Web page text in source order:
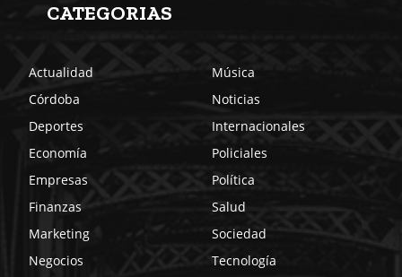
CATEGORIAS
Actualidad
Córdoba
Deportes
Economía
Empresas
Finanzas
Marketing
Negocios
Música
Noticias
Internacionales
Policiales
Política
Salud
Sociedad
Tecnología